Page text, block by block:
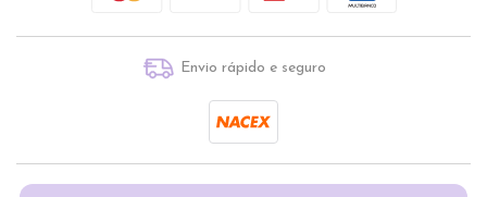
Envio rápido e seguro